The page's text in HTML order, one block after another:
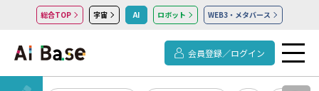
総合TOP 宇宙 AI ロボット WEB3・メタバース
会員登録／ログイン